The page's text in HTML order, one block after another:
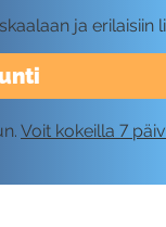
ja erilaisiin
Voit kokeilla 7